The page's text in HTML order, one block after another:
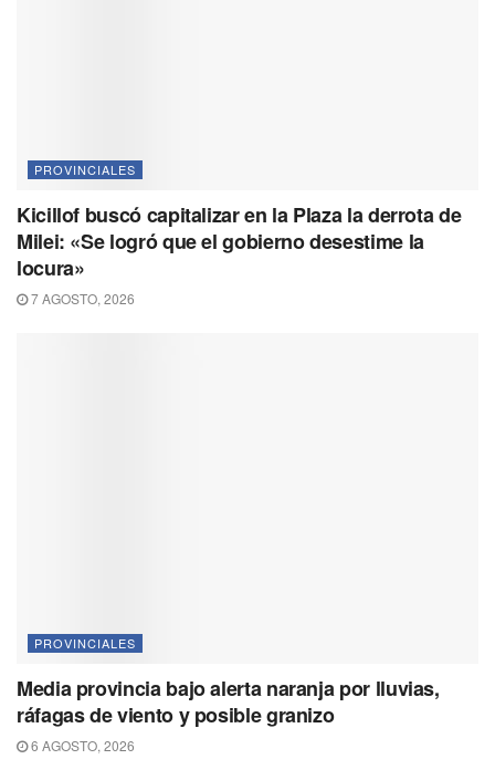
PROVINCIALES
Kicillof buscó capitalizar en la Plaza la derrota de
Milei: «Se logró que el gobierno desestime la
locura»
7 AGOSTO, 2026
PROVINCIALES
Media provincia bajo alerta naranja por lluvias,
ráfagas de viento y posible granizo
6 AGOSTO, 2026